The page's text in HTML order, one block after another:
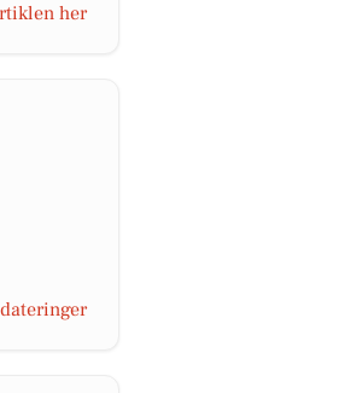
her